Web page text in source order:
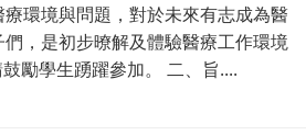
療環境與問題，對於未來有志成為醫
，是初步暸解及體驗醫療工作環境
勵學生踴躍參加。 二、旨....